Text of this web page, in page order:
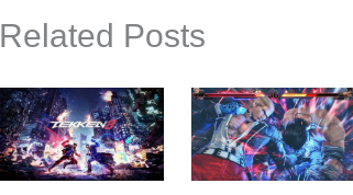
Related Posts